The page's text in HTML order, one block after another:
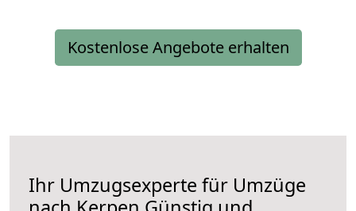
Kostenlose Angebote erhalten
Ihr Umzugsexperte für Umzüge